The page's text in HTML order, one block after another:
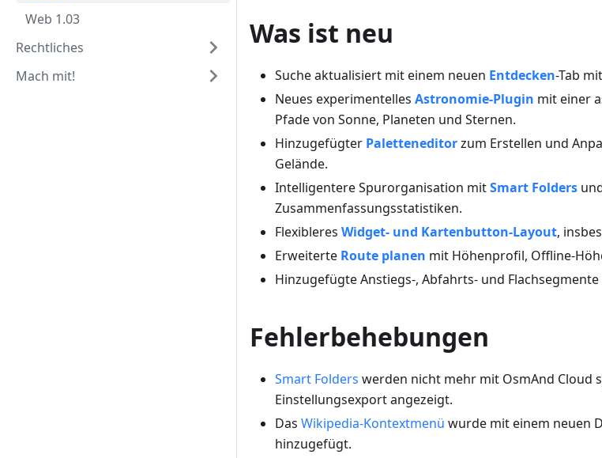
Web 1.03
Rechtliches
Mach mit!
Was ist neu
Suche aktualisiert mit einem neuen Entdecken-Tab
Neues experimentelles Astronomie-Plugin mit einer
Pfade von Sonne, Planeten und Sternen.
Hinzugefügter Paletteneditorzum Erstellen und
Gelände.
Intelligentere Spurorganisation mitSmart Folders
Zusammenfassungsstatistiken.
Flexibleres Widget- und Kartenbutton-Layout,
Erweiterte Route planen mit Höhenprofil, Offline-
Hinzugefügte Anstiegs-, Abfahrts- und
Fehlerbehebungen
Smart Folders werden nicht mehr mit OsmAnd Cloud
Einstellungsexport angezeigt.
Das Wikipedia-Kontextmenü wurde mit einem neuen
hinzugefügt.